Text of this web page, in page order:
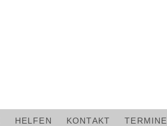
HELFEN KONTAKT TERMINE